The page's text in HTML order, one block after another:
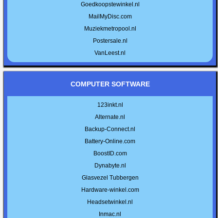
Goedkoopstewinkel.nl
MailMyDisc.com
Muziekmetropool.nl
Postersale.nl
VanLeest.nl
COMPUTER SOFTWARE
123inkt.nl
Alternate.nl
Backup-Connect.nl
Battery-Online.com
BoostID.com
Dynabyte.nl
Glasvezel Tubbergen
Hardware-winkel.com
Headsetwinkel.nl
Inmac.nl